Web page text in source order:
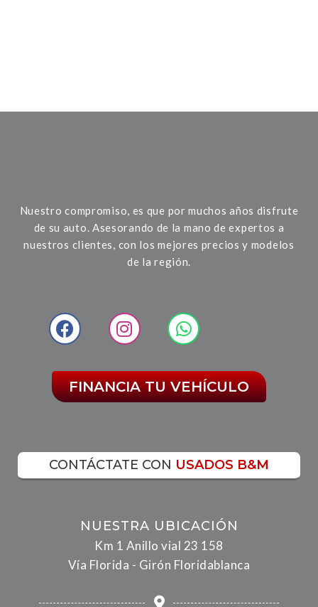
Nuestro compromiso, es que por muchos años disfrute
de su auto. Asesorando de la mano de expertos a
nuestros clientes, con los mejores precios y modelos
de la región.
FINANCIA TU VEHÍCULO
CONTÁCTATE CON USADOS B&M
NUESTRA UBICACIÓN
Km 1 Anillo vial 23 158
Vía Florida - Girón Floridablanca